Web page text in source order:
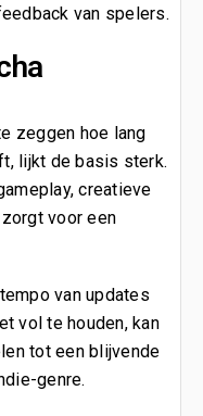
van spelers.
zeggen hoe lang
lijkt de basis sterk.
creatieve
voor een
van updates
vol te houden, kan
tot een blijvende
genre.